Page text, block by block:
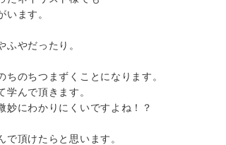
ます。
やだったり。
のちつまずくことになります。
学んで頂きます。
妙にわかりにくいですよね！？
頂けたらと思います。